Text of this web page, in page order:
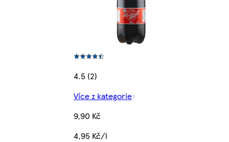
4.5 (2)
Více z kategorie
9,90 Kč
4,95 Kč/l